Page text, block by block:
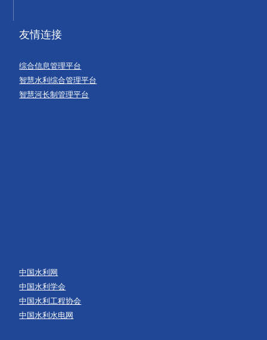
友情连接
综合信息管理平台
智慧水利综合管理平台
智慧河长制管理平台
中国水利网
中国水利学会
中国水利工程协会
中国水利水电网